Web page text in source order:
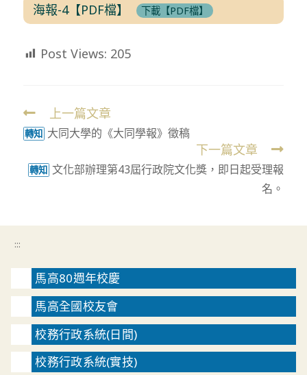
海報-4【PDF檔】 下載【PDF檔】
Post Views: 205
Read
more
上一篇文章
轉知 大同大學的《大同學報》徵稿
下一篇文章
轉知 文化部辦理第43屆行政院文化獎，即日起受理報
名。
:::
馬高80週年校慶
馬高全國校友會
校務行政系統(日間)
校務行政系統(實技)